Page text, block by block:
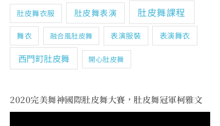
肚皮舞衣服 肚皮舞表演 肚皮舞課程
舞衣 融合風肚皮舞 表演服裝 表演舞衣
西門町肚皮舞 開心肚皮舞
2020完美舞神國際肚皮舞大賽，肚皮舞冠軍柯雅文